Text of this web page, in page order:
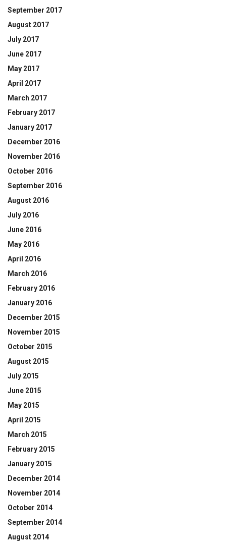
September 2017
August 2017
July 2017
June 2017
May 2017
April 2017
March 2017
February 2017
January 2017
December 2016
November 2016
October 2016
September 2016
August 2016
July 2016
June 2016
May 2016
April 2016
March 2016
February 2016
January 2016
December 2015
November 2015
October 2015
August 2015
July 2015
June 2015
May 2015
April 2015
March 2015
February 2015
January 2015
December 2014
November 2014
October 2014
September 2014
August 2014